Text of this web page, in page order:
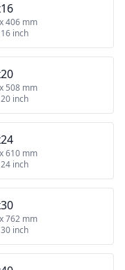
406 mm
inch
508 mm
inch
610 mm
inch
762 mm
inch